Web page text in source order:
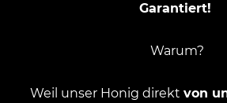
Garantiert!
Warum?
Weil unser Honig direkt von